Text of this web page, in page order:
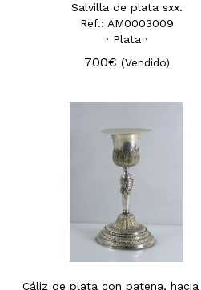
Salvilla de plata sxx.
Ref.: AM0003009
· Plata ·
700€ (Vendido)
Cáliz de plata con patena, hacia